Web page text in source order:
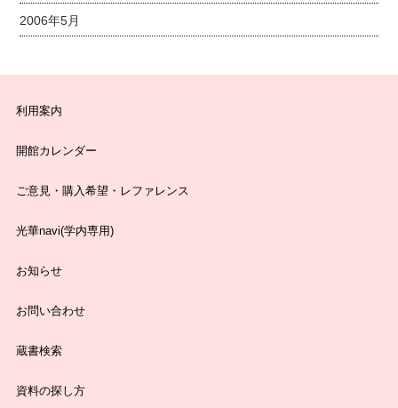
2006年5月
利用案内
開館カレンダー
ご意見・購入希望・レファレンス
光華navi(学内専用)
お知らせ
お問い合わせ
蔵書検索
資料の探し方